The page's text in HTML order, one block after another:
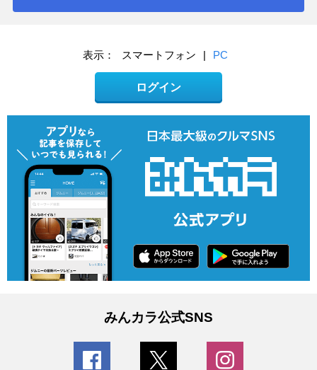
表示： スマートフォン | PC
ログイン
みんカラ公式SNS